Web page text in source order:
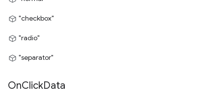
"checkbox"
"radio"
"separator"
OnClickData